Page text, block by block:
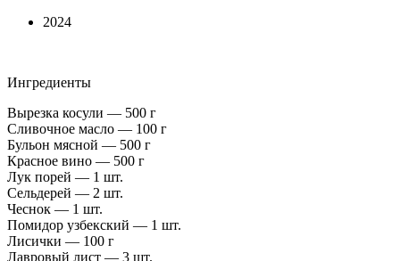
2024
Ингредиенты
Вырезка косули — 500 г
Сливочное масло — 100 г
Бульон мясной — 500 г
Красное вино — 500 г
Лук порей — 1 шт.
Сельдерей — 2 шт.
Чеснок — 1 шт.
Помидор узбекский — 1 шт.
Лисички — 100 г
Лавровый лист — 3 шт.